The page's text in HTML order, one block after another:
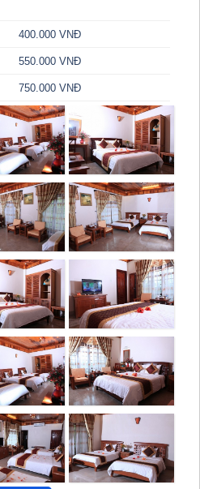
400.000 VNĐ
550.000 VNĐ
750.000 VNĐ